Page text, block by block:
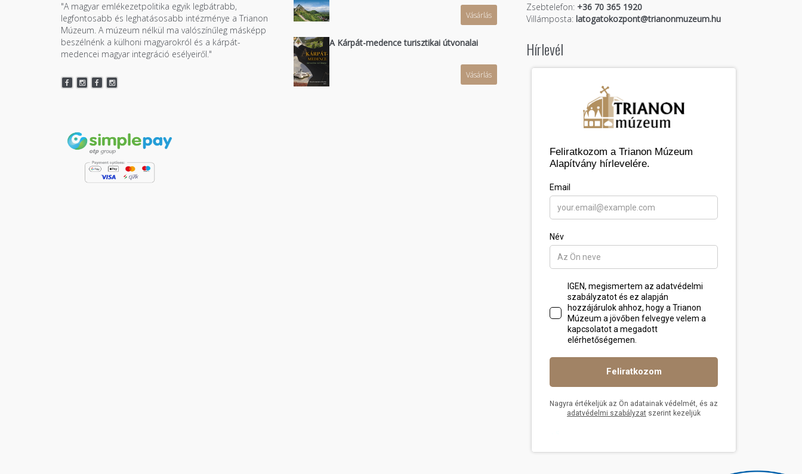
"A magyar emlékezetpolitika egyik legbátrabb,
legfontosabb és leghatásosabb intézménye a Trianon
Múzeum. A múzeum nélkül ma valószínűleg másképp
beszélnénk a külhoni magyarokról és a kárpát-
medencei magyar integráció esélyeiről."
Vásárlás
A Kárpát-medence turisztikai útvonalai
Vásárlás
Zsebtelefon: +36 70 365 1920
Villámposta: latogatokozpont@trianonmuzeum.hu
Hírlevél